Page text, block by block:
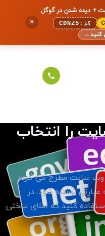
کد: CDN25
کنید←
×
را انتخاب
وب سایت مطرح می گردد
نوشته شود. در
کنید که املای سختی